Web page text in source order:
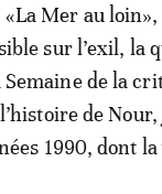
Mer au
sur l’exil, la
de la
de
1990, dont